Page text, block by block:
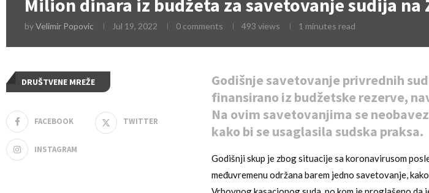
Milion dinara iz budžeta za savetovanje sudija
byVelimir Popovic Jul 19, 2022 0 comments 493 views 1 minutes read
Godišnje savetovanje privrednih
finansirano iz budžetske rezerve,
Na ovim savetovanjima se
kako bi se usaglasila sudska praksa.
Godišnji skup je zbog situacije sa koronavirusom
međuvremenu održana barem jedno savetovanje,
DRUŠTVENE MREŽE
FACEBOOK TWITTER
INSTAGRAM